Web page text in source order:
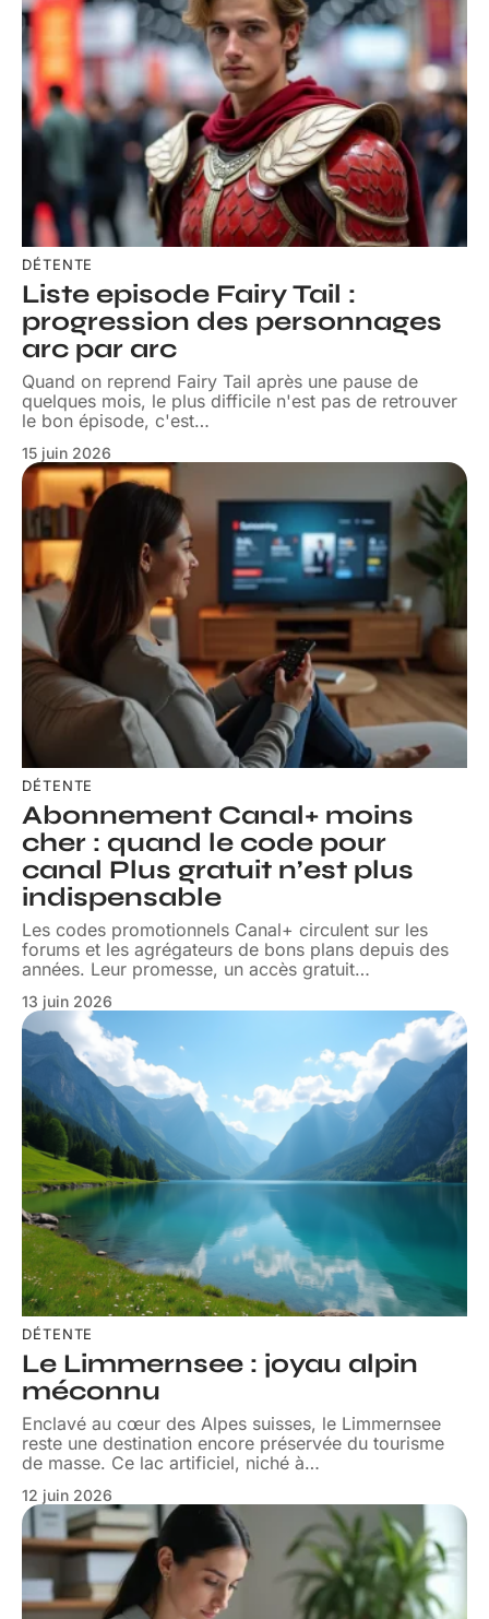
DÉTENTE
Liste episode Fairy Tail :
progression des personnages
arc par arc
Quand on reprend Fairy Tail après une pause de
quelques mois, le plus difficile n'est pas de retrouver
le bon épisode, c'est…
15 juin 2026
DÉTENTE
Abonnement Canal+ moins
cher : quand le code pour
canal Plus gratuit n’est plus
indispensable
Les codes promotionnels Canal+ circulent sur les
forums et les agrégateurs de bons plans depuis des
années. Leur promesse, un accès gratuit…
13 juin 2026
DÉTENTE
Le Limmernsee : joyau alpin
méconnu
Enclavé au cœur des Alpes suisses, le Limmernsee
reste une destination encore préservée du tourisme
de masse. Ce lac artificiel, niché à…
12 juin 2026